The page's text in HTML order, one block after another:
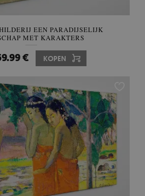
EEN PARADIJSELIJK
MET KARAKTERS
€ KOPEN